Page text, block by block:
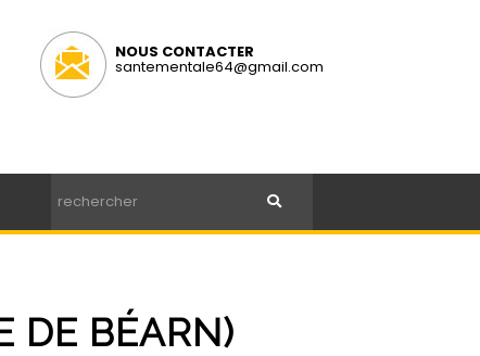
NOUS CONTACTER
santementale64@gmail.com
DE BÉARN)